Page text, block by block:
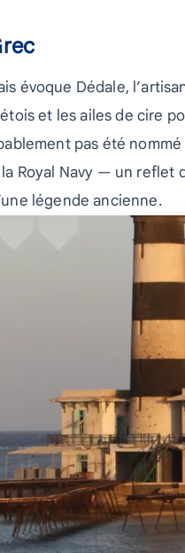
évoque Dédale,
et les ailes de cire
pas été
Royal Navy — un reflet
légende ancienne.